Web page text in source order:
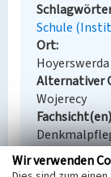
Schule
Ort
Hoyerswerda
Alternativer
Wojerecy
Fachsicht(en)
Keine
Wir verwenden